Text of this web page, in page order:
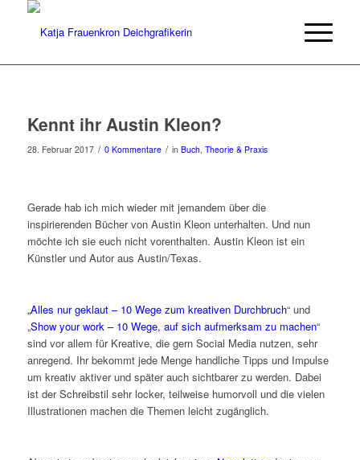
Kennt ihr Austin Kleon?
28. Februar 2017 / 0 Kommentare / in Buch, Theorie & Praxis
Gerade hab ich mich wieder mit jemandem über die
inspirierenden Bücher von Austin Kleon unterhalten. Und nun
möchte ich sie euch nicht vorenthalten. Austin Kleon ist ein
Künstler und Autor aus Austin/Texas.
„Alles nur geklaut– 10 Wege zum kreativen Durchbruch“ und
„Show your work – 10 Wege, auf sich aufmerksam zu machen“
sind vor allem für Kreative, die gern Social Media nutzen, sehr
anregend. Ihr bekommt jede Menge handliche Tipps und Impulse
um kreativ aktiver und später auch sichtbarer zu werden. Dabei
ist der Schreibstil sehr locker, teilweise humorvoll und die vielen
Illustrationen machen die Themen leicht zugänglich.